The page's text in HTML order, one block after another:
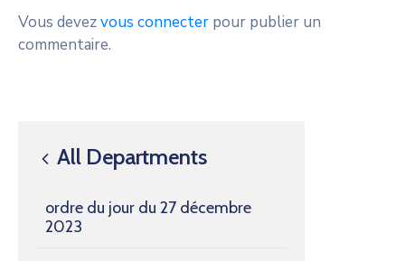
All Departments
ordre du jour du 27 décembre
2023
Vous devezvous connecter pour publier un
commentaire.